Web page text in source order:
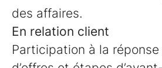
des affaires.
En relation client
Participation à la